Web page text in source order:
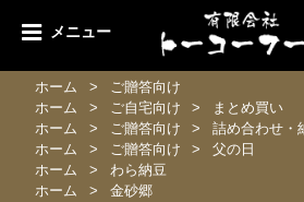
メニュー
ホーム >
ご贈答向け
ホーム
> ご自宅向け >
まとめ買い
ホーム
> ご贈答向け >
詰め合わせ・
ホーム
> ご贈答向け >
父の日
ホーム
>
わら納豆
ホーム
>
金砂郷